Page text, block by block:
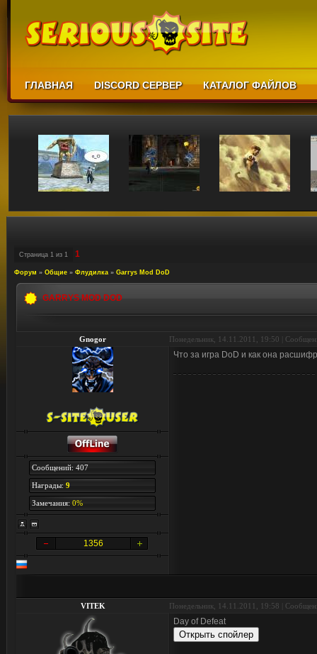
ГЛАВНАЯ DISCORD СЕРВЕР КАТАЛОГ ФАЙЛОВ
Страница 1 из 1 1
Форум » Общие » Флудилка » Garrys Mod DoD
GARRYS MOD DOD
Gnogor Понедельник, 14.11.2011, 19:50 |
Сообщений: 407
Награды: 9
Замечания: 0%
1356
Что за игра DoD и как она
VITEK Понедельник, 14.11.2011, 19:58 |
Day of Defeat